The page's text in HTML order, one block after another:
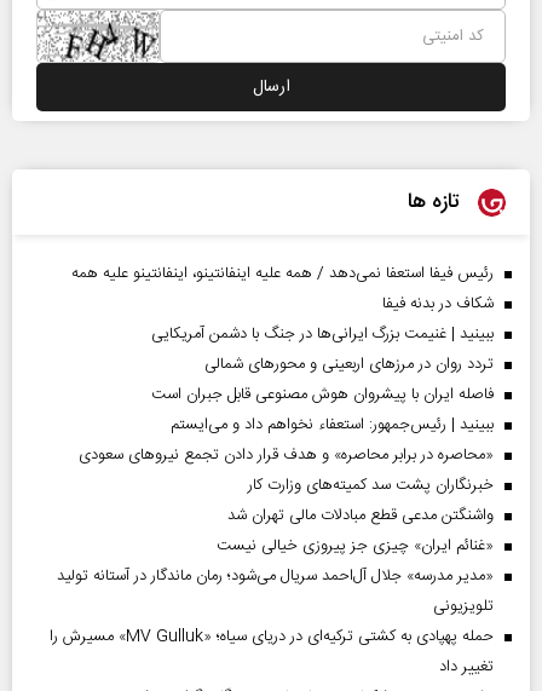
تازه ها
رئیس فیفا استعفا نمی‌دهد / همه علیه اینفانتینو، اینفانتینو علیه همه
شکاف در بدنه فیفا
ببینید | غنیمت بزرگ ایرانی‌ها در جنگ با دشمن آمریکایی
تردد روان در مرزهای اربعینی و محورهای شمالی
فاصله ایران با پیشرو‌ان هوش مصنوعی قابل جبران است
ببینید | رئیس‌جمهور: استعفاء نخواهم داد و می‌ایستم
«محاصره در برابر محاصره» و هدف قرار دادن تجمع نیروهای سعودی
خبرنگاران پشت سد کمیته‌های وزارت کار
واشنگتن مدعی قطع مبادلات مالی تهران شد
«غنائم ایران» چیزی جز پیروزی خیالی نیست
«مدیر مدرسه» جلال آل‌احمد سریال می‌شود؛ رمان ماندگار در آستانه تولید
تلویزیونی
حمله پهپادی به کشتی ترکیه‌ای در دریای سیاه؛ «MV Gulluk» مسیرش را
تغییر داد